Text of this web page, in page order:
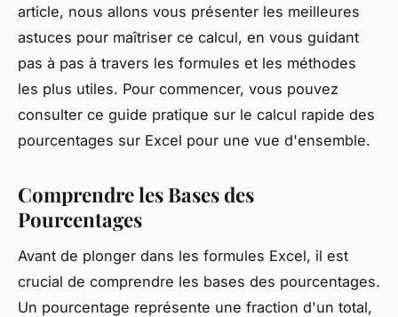
article, nous allons vous présenter les meilleures
astuces pour maîtriser ce calcul, en vous guidant
pas à pas à travers les formules et les méthodes
les plus utiles. Pour commencer, vous pouvez
consulter ce guide pratique sur le calcul rapide des
pourcentages sur Excel pour une vue d'ensemble.
Comprendre les Bases des
Pourcentages
Avant de plonger dans les formules Excel, il est
crucial de comprendre les bases des pourcentages.
Un pourcentage représente une fraction d'un total,